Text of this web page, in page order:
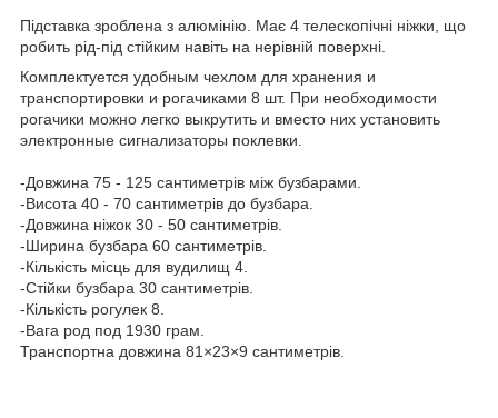
Підставка зроблена з алюмінію. Має 4 телескопічні ніжки, що
робить рід-під стійким навіть на нерівній поверхні.
Комплектуется удобным чехлом для хранения и
транспортировки и рогачиками 8 шт. При необходимости
рогачики можно легко выкрутить и вместо них установить
электронные сигнализаторы поклевки.
-Довжина 75 - 125 сантиметрiв між бузбарами.
-Висота 40 - 70 сантиметрiв до бузбара.
-Довжина ніжок 30 - 50 сантиметрiв.
-Ширина бузбара 60 сантиметрiв.
-Кількість місць для вудилищ 4.
-Стійки бузбара 30 сантиметрiв.
-Кількість рогулек 8.
-Вага род под 1930 грам.
Транспортна довжина 81×23×9 сантиметрiв.